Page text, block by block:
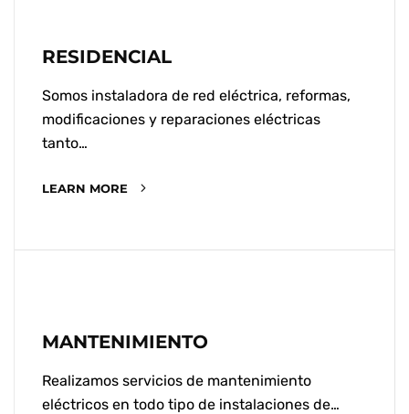
RESIDENCIAL
Somos instaladora de red eléctrica, reformas,
modificaciones y reparaciones eléctricas
tanto…
LEARN MORE
MANTENIMIENTO
Realizamos servicios de mantenimiento
eléctricos en todo tipo de instalaciones de…